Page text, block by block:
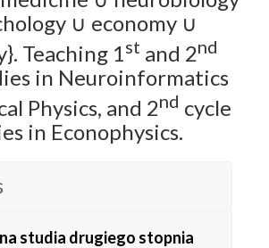
∪ economy ∪
Teaching 1st and 2nd
in Neuroinformatics
Physics, and 2nd cycle
in Econophysics.
studia drugiego stopnia